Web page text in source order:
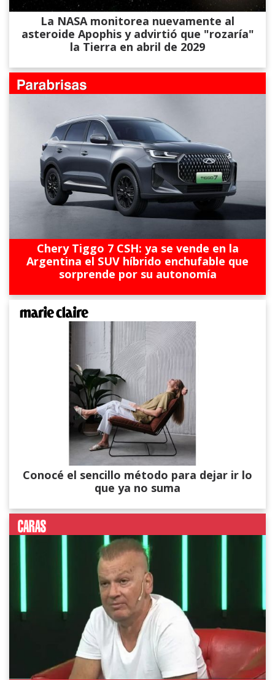
La NASA monitorea nuevamente al
asteroide Apophis y advirtió que "rozaría"
la Tierra en abril de 2029
Chery Tiggo 7 CSH: ya se vende en la
Argentina el SUV híbrido enchufable que
sorprende por su autonomía
Conocé el sencillo método para dejar ir lo
que ya no suma